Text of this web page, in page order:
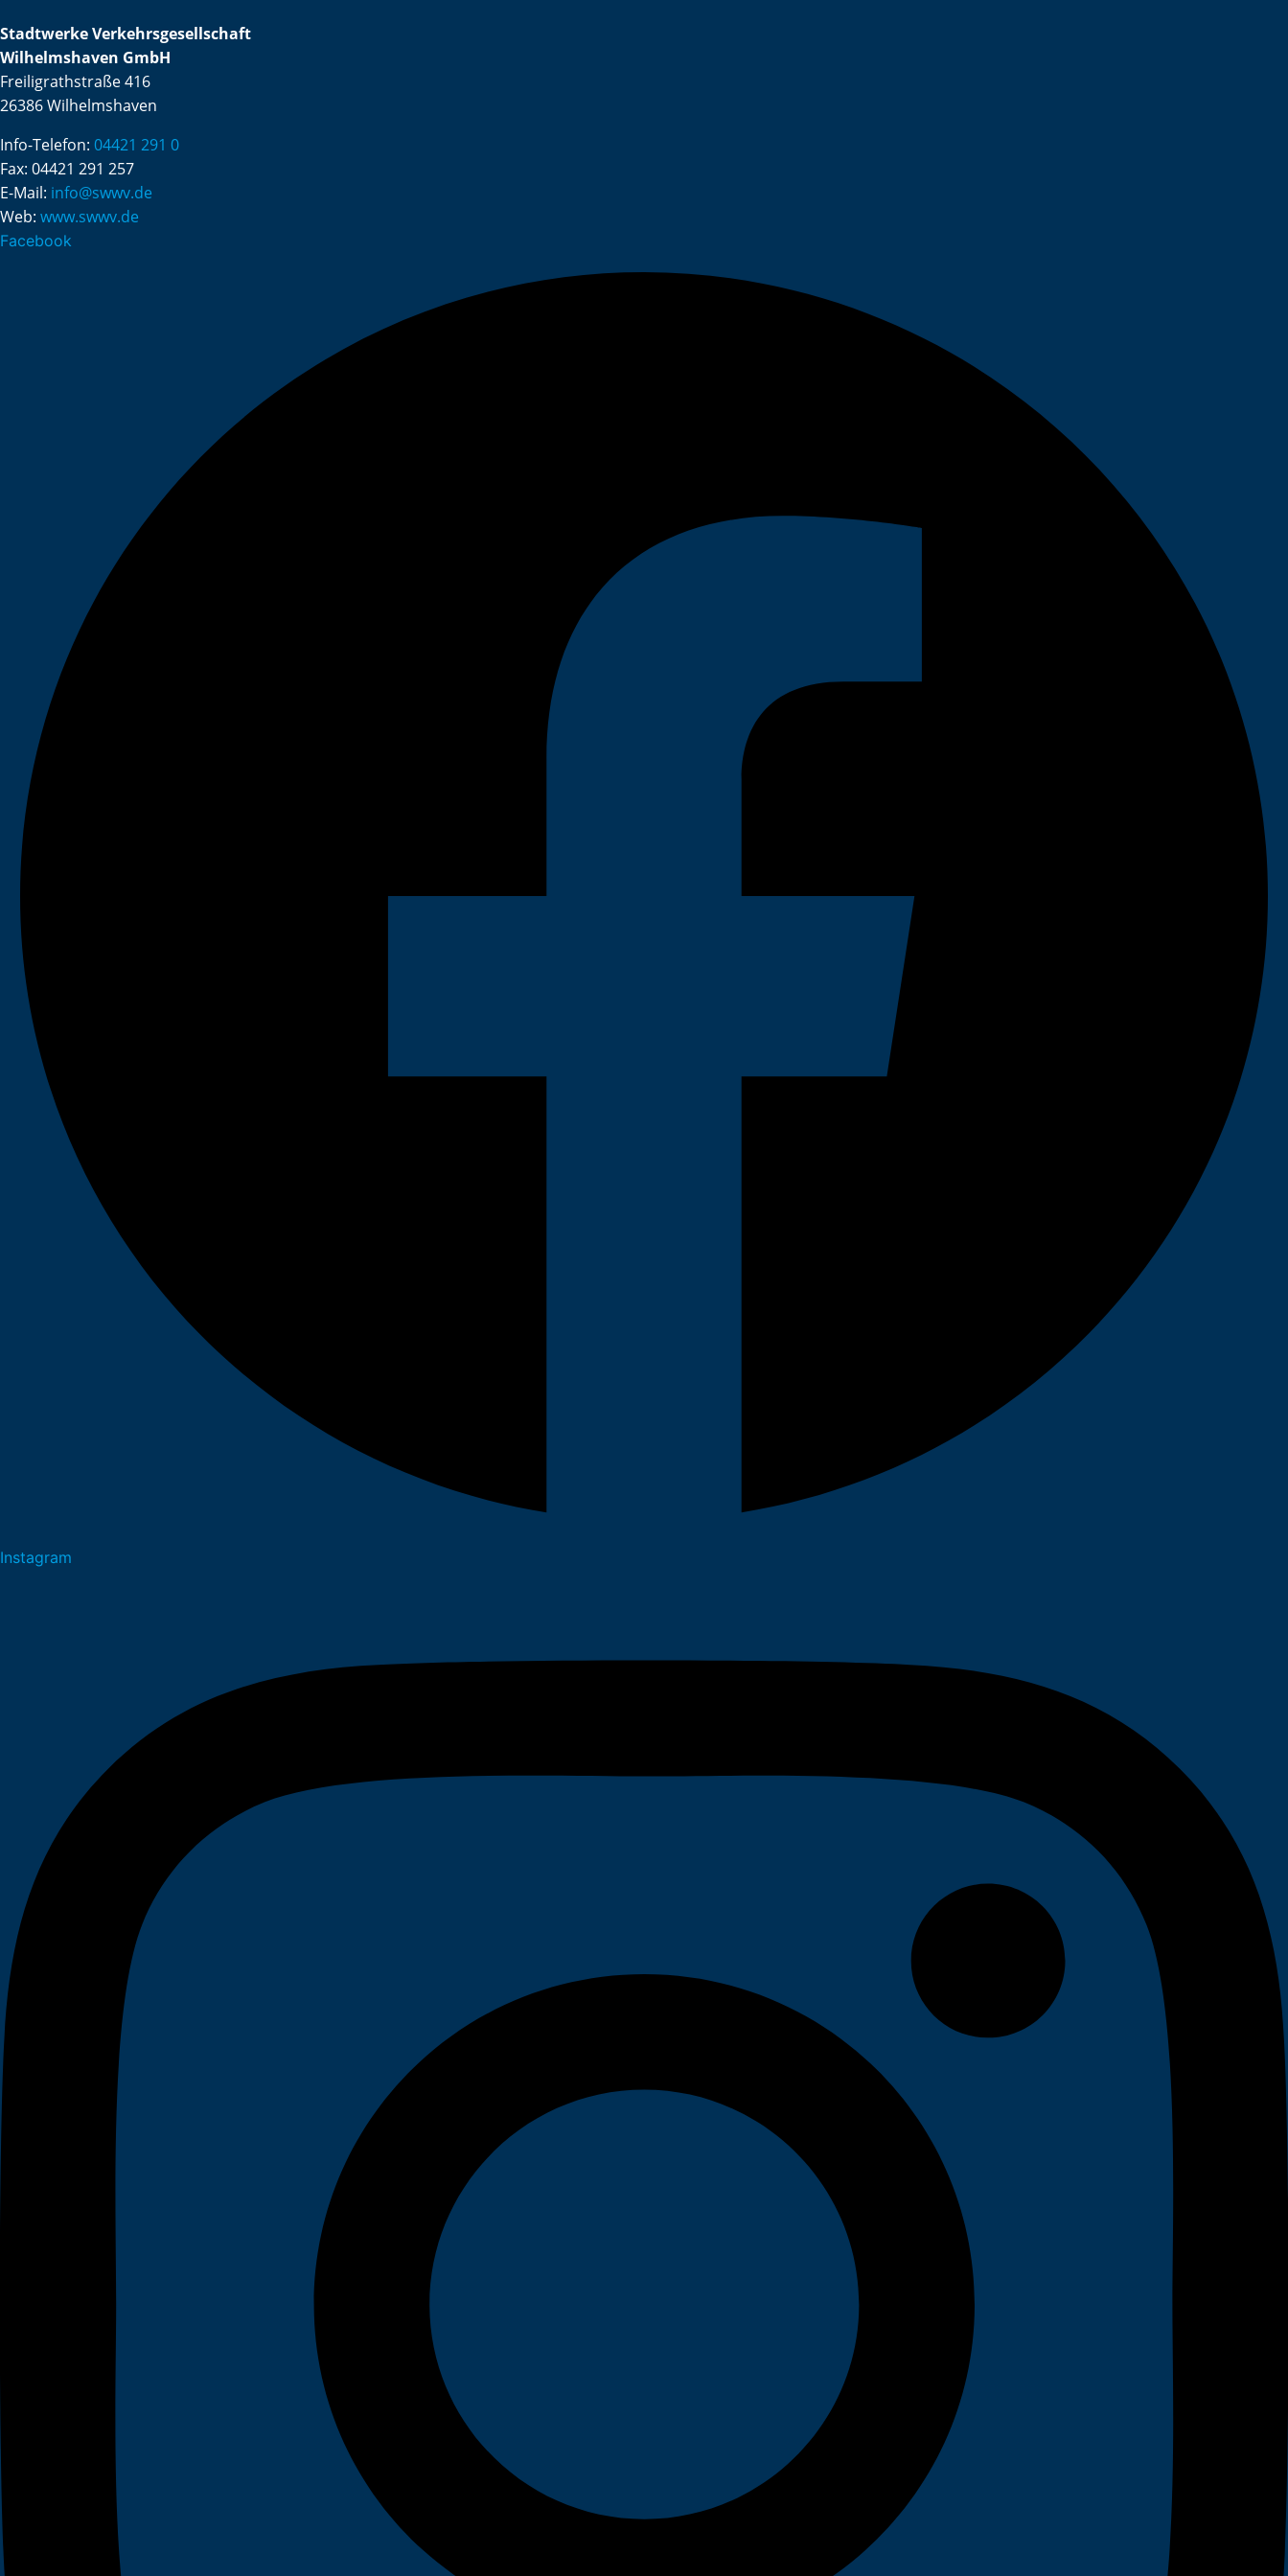
Stadtwerke Verkehrsgesellschaft
Wilhelmshaven GmbH
Freiligrathstraße 416
26386 Wilhelmshaven
Info-Telefon: 04421 291 0
Fax: 04421 291 257
E-Mail: info@swwv.de
Web: www.swwv.de
Facebook
Instagram